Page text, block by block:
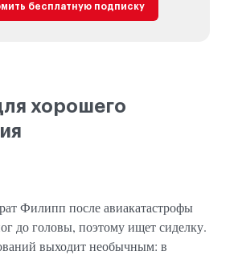
бесплатную подписку
хорошего
Филипп после авиакатастрофы
до головы, поэтому ищет сиделку.
выходит необычным: в